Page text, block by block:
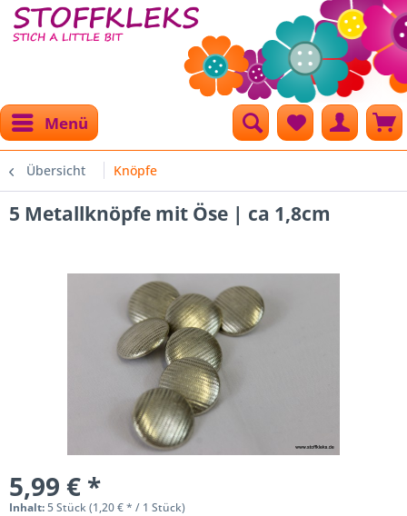
Menü
Übersicht Knöpfe
5 Metallknöpfe mit Öse | ca 1,8cm
5,99 € *
Inhalt:5 Stück (1,20 € * / 1 Stück)